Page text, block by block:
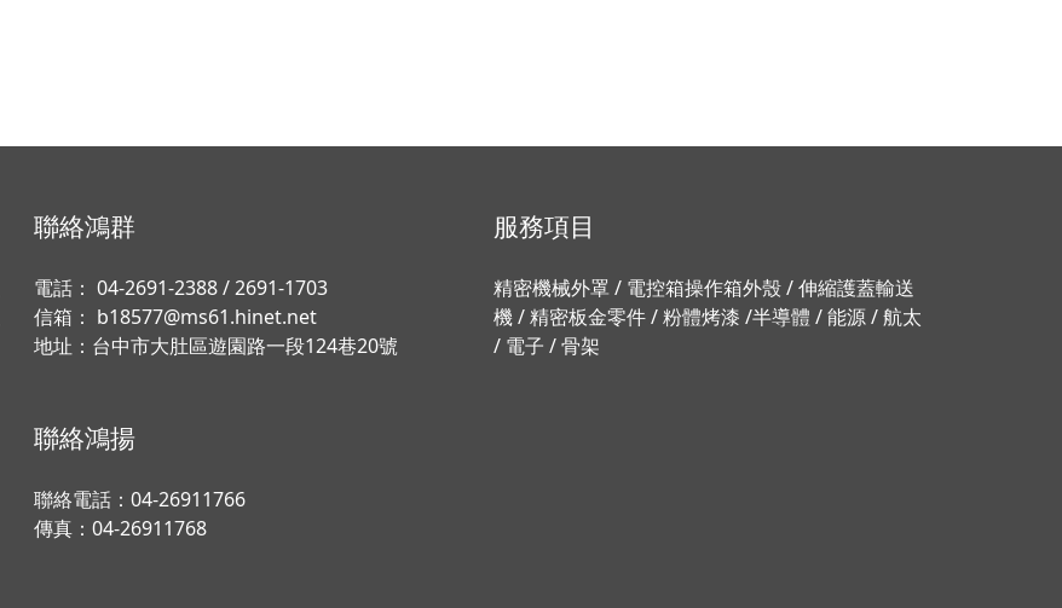
聯絡鴻群
電話： 04-2691-2388/2691-1703
信箱： b18577@ms61.hinet.net
地址： 台中市大肚區遊園路一段124巷20號
聯絡鴻揚
聯絡電話： 04-26911766
傳真：04-26911768
服務項目
精密機械外罩 / 電控箱操作箱外殼 / 伸縮護蓋輸送
機 / 精密板金零件 / 粉體烤漆 /半導體 / 能源 / 航太
/ 電子 / 骨架